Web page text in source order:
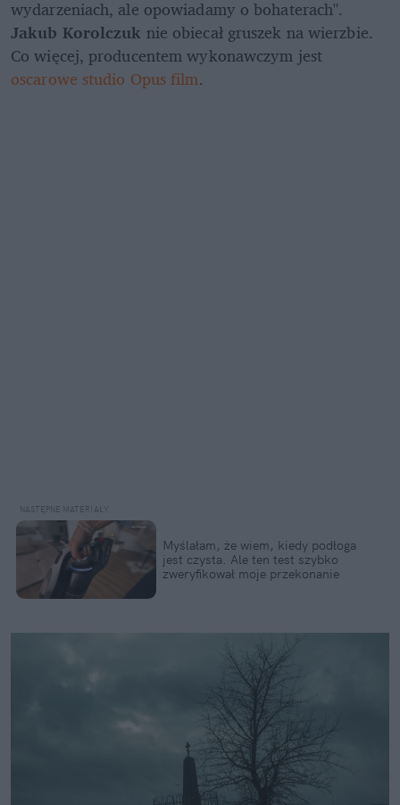
Jakub Korolczuk nie obiecał gruszek na wierzbie.
Co więcej, producentem wykonawczym jest
oscarowe studio Opus film.
Myślałam, że wiem, kiedy podłoga
jest czysta. Ale ten test szybko
zweryfikował moje przekonanie